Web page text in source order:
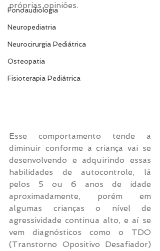
Fonoaudiologia
Neuropediatria
Neurocirurgia Pediátrica
Osteopatia
Fisioterapia Pediátrica
próprias opiniões.
Esse comportamento tende a
diminuir conforme a criança vai se
desenvolvendo e adquirindo essas
habilidades de autocontrole, lá
pelos 5 ou 6 anos de idade
aproximadamente, porém em
algumas crianças o nível de
agressividade continua alto, e aí se
vem diagnósticos como o TDO
(Transtorno Opositivo Desafiador)